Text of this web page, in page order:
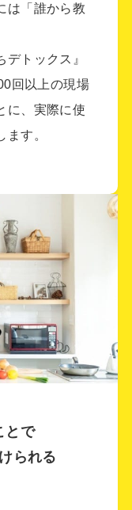
講座
た気がしま
ったです。
講座
(用語)のちが
もせまった
は「誰から教
トックス』
回以上の現場
に、実際に使
す。
とで
られる